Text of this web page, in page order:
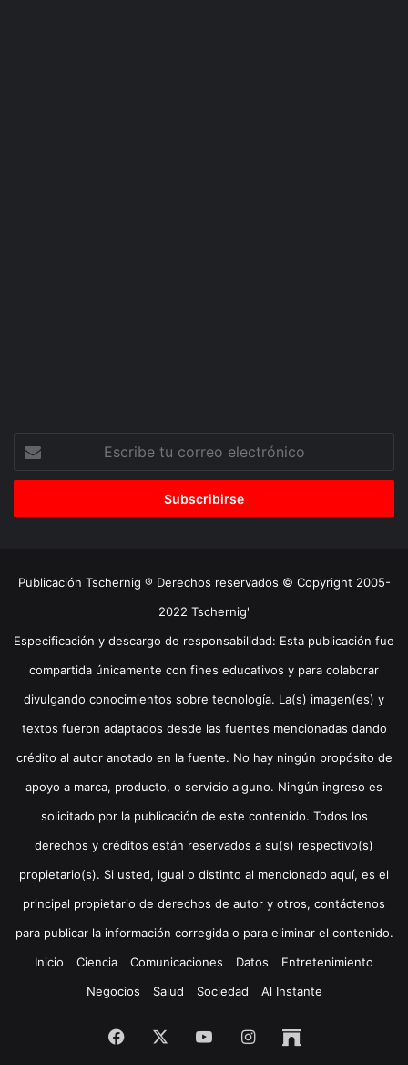
correo
Publicación Tschernig ® Derechos reservados © Copyright 2005-
2022 Tschernig'
Especificación y descargo de responsabilidad: Esta publicación fue
compartida únicamente con fines educativos y para colaborar
divulgando conocimientos sobre tecnología. La(s) imagen(es) y
textos fueron adaptados desde las fuentes mencionadas dando
crédito al autor anotado en la fuente. No hay ningún propósito de
apoyo a marca, producto, o servicio alguno. Ningún ingreso es
solicitado por la publicación de este contenido. Todos los
derechos y créditos están reservados a su(s) respectivo(s)
propietario(s). Si usted, igual o distinto al mencionado aquí, es el
principal propietario de derechos de autor y otros, contáctenos
para publicar la información corregida o para eliminar el contenido.
Inicio
Ciencia Comunicaciones Datos
Entretenimiento
Negocios
Salud Sociedad Al Instante
Facebook YouTubeInstagramArchive